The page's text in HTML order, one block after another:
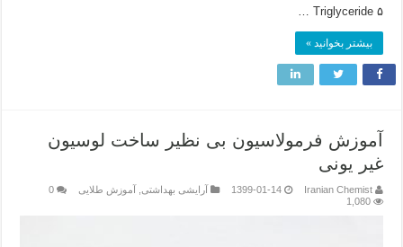
Triglyceride ۵ …
بیشتر بخوانید »
آموزش فرمولاسیون بی نظیر ساخت لوسیون
غیر یونی
Iranian Chemist
1399-01-14 آرایشی بهداشتی آموزش طلایی
0
1,080